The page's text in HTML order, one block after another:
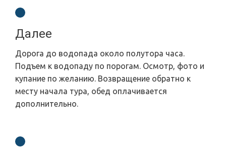
Далее
Дорога до водопада около полутора часа.
Подъем к водопаду по порогам. Осмотр, фото и
купание по желанию. Возвращение обратно к
месту начала тура, обед оплачивается
дополнительно.